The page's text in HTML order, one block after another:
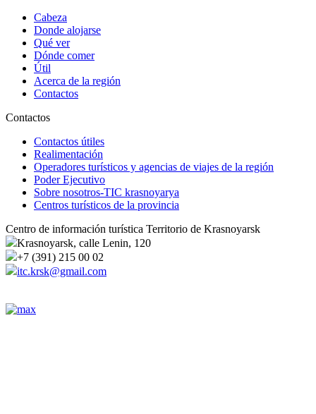
Cabeza
Donde alojarse
Qué ver
Dónde comer
Útil
Acerca de la región
Contactos
Contactos
Contactos útiles
Realimentación
Operadores turísticos y agencias de viajes de la región
Poder Ejecutivo
Sobre nosotros-TIC krasnoyarya
Centros turísticos de la provincia
Centro de información turística Territorio de Krasnoyarsk
Krasnoyarsk, calle Lenin, 120
+7 (391) 215 00 02
itc.krsk@gmail.com